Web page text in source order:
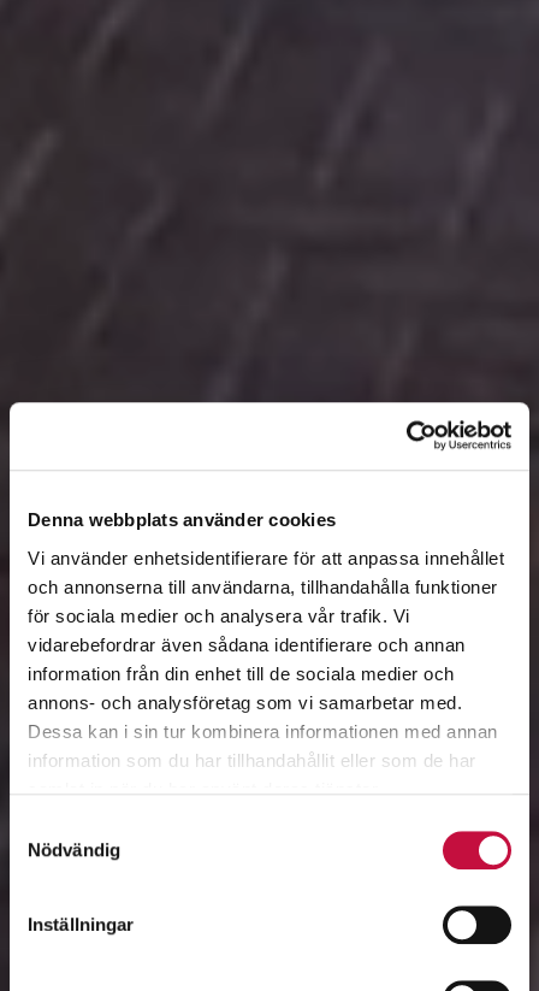
Denna webbplats använder cookies
Vi använder enhetsidentifierare för att anpassa innehållet
och annonserna till användarna, tillhandahålla funktioner
för sociala medier och analysera vår trafik. Vi
vidarebefordrar även sådana identifierare och annan
information från din enhet till de sociala medier och
annons- och analysföretag som vi samarbetar med.
Dessa kan i sin tur kombinera informationen med annan
information som du har tillhandahållit eller som de har
Nödvändig
Inställningar